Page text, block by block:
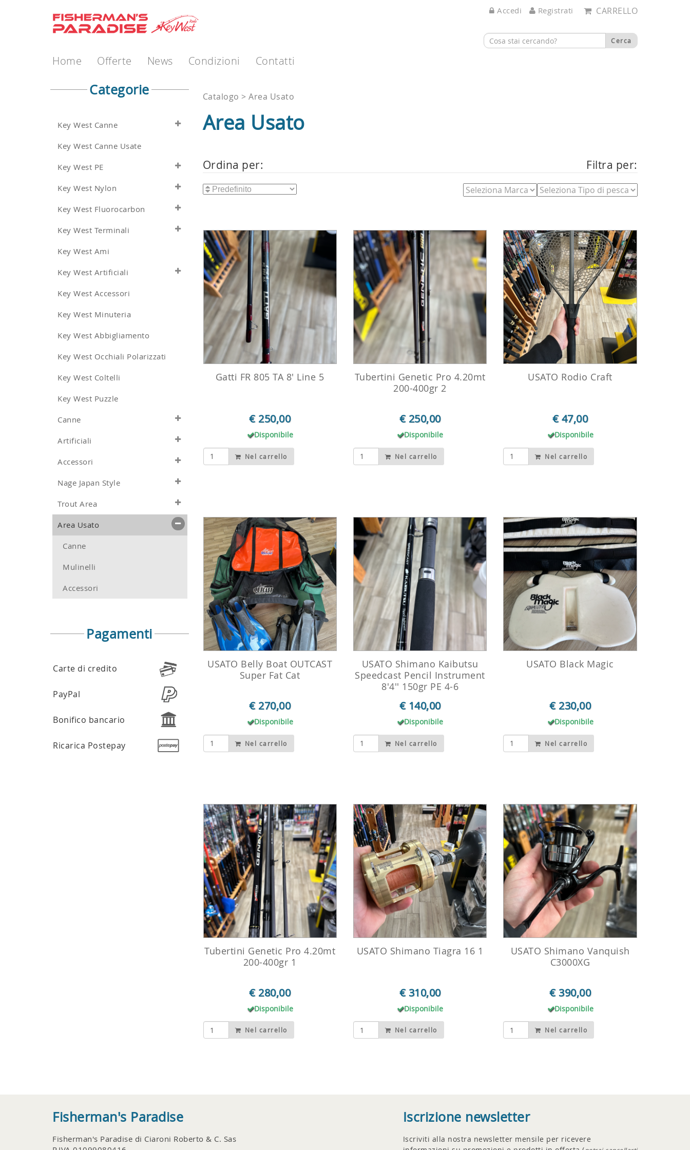
CARRELLO
Accedi Registrati
Home Offerte News Condizioni Contatti
Categorie
Key West Canne
Key West Canne Usate
Key West PE
Key West Nylon
Key West Fluorocarbon
Key West Terminali
Key West Ami
Key West Artificiali
Key West Accessori
Key West Minuteria
Key West Abbigliamento
Key West Occhiali Polarizzati
Key West Coltelli
Key West Puzzle
Canne
Artificiali
Accessori
Nage Japan Style
Trout Area
Area Usato
Canne
Mulinelli
Accessori
Pagamenti
Carte di credito
PayPal
Bonifico bancario
Ricarica Postepay
Catalogo Area Usato
Area Usato
Ordina per: Filtra per:
Gatti FR 805 TA 8' Line 5
€ 250,00
Disponibile
Nel carrello
Tubertini Genetic Pro 4.20mt
200-400gr 2
€ 250,00
Disponibile
Nel carrello
USATO Rodio Craft
€ 47,00
Disponibile
Nel carrello
USATO Belly Boat OUTCAST
Super Fat Cat
€ 270,00
Disponibile
Nel carrello
USATO Shimano Kaibutsu
Speedcast Pencil Instrument
8'4'' 150gr PE 4-6
€ 140,00
Disponibile
Nel carrello
USATO Black Magic
€ 230,00
Disponibile
Nel carrello
Tubertini Genetic Pro 4.20mt
200-400gr 1
€ 280,00
Disponibile
Nel carrello
USATO Shimano Tiagra 16 1
€ 310,00
Disponibile
Nel carrello
USATO Shimano Vanquish
C3000XG
€ 390,00
Disponibile
Nel carrello
Fisherman's Paradise
Fisherman's Paradise di Ciaroni Roberto & C. Sas
Iscrizione newsletter
Iscriviti alla nostra newsletter mensile per ricevere